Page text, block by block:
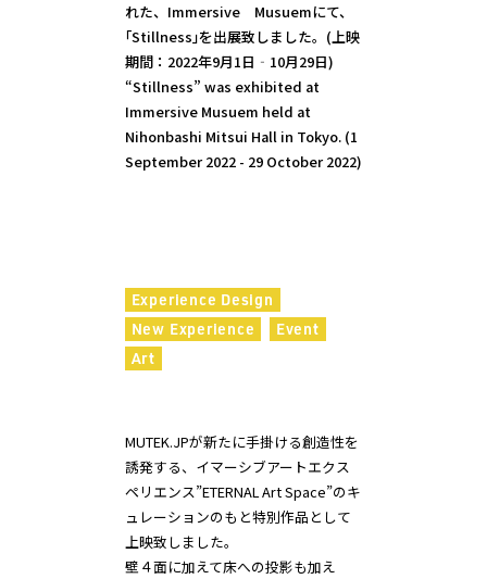
れた、Immersive　Musuemにて、
｢Stillness｣を出展致しました。(上映
期間：2022年9月1日‐10月29日)
“Stillness” was exhibited at
Immersive Musuem held at
Nihonbashi Mitsui Hall in Tokyo. (1
September 2022 - 29 October 2022)
Experience Design
New Experience
Event
Art
MUTEK.JPが新たに手掛ける創造性を
誘発する、イマーシブアートエクス
ペリエンス”ETERNAL Art Space”のキ
ュレーションのもと特別作品として
上映致しました。
壁４面に加えて床への投影も加え